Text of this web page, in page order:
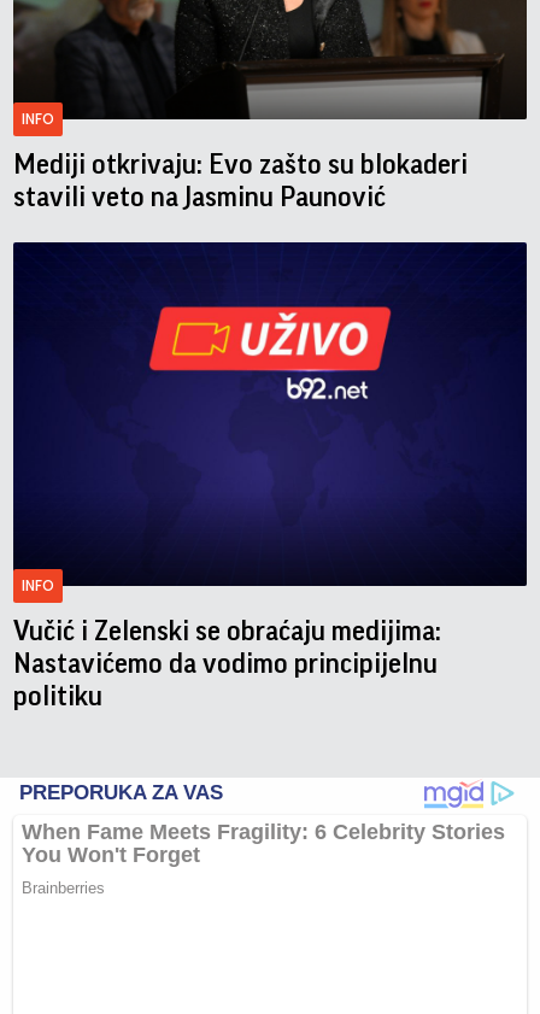
INFO
Mediji otkrivaju: Evo zašto su blokaderi
stavili veto na Jasminu Paunović
INFO
Vučić i Zelenski se obraćaju medijima:
Nastavićemo da vodimo principijelnu
politiku